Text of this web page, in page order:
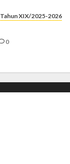
Tahun XIX/2025-2026
0